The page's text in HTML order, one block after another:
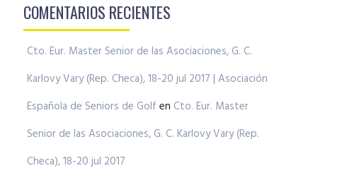
COMENTARIOS RECIENTES
Cto. Eur. Master Senior de las Asociaciones, G. C.
Karlovy Vary (Rep. Checa), 18-20 jul 2017 | Asociación
Española de Seniors de Golf en Cto. Eur. Master
Senior de las Asociaciones, G. C. Karlovy Vary (Rep.
Checa), 18-20 jul 2017